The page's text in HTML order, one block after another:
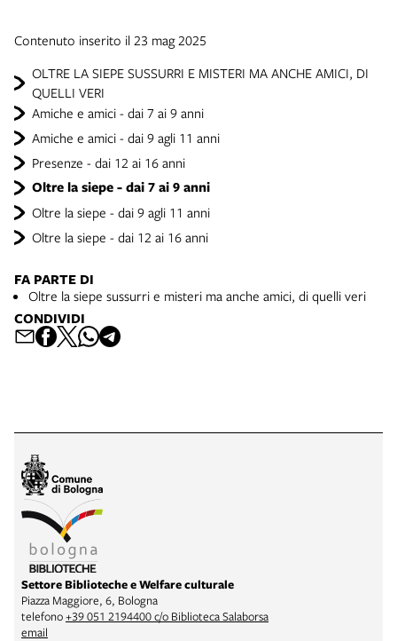
OLTRE LA SIEPE SUSSURRI E MISTERI MA ANCHE AMICI, DI
QUELLI VERI
Amiche e amici - dai 7 ai 9 anni
Amiche e amici - dai 9 agli 11 anni
Presenze - dai 12 ai 16 anni
Oltre la siepe - dai 7 ai 9 anni
Oltre la siepe - dai 9 agli 11 anni
Oltre la siepe - dai 12 ai 16 anni
Contenuto inserito il 23 mag 2025
FA PARTE DI
Oltre la siepe sussurri e misteri ma anche amici, di quelli veri
CONDIVIDI
Settore Biblioteche e Welfare culturale
Piazza Maggiore, 6, Bologna
telefono+39 051 2194400 c/o Biblioteca Salaborsa
email